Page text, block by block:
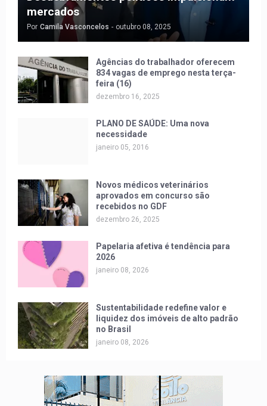
mercados
Por Camila Vasconcelos - outubro 08, 2025
Agências do trabalhador oferecem
834 vagas de emprego nesta terça-
feira (16)
dezembro 16, 2025
PLANO DE SAÚDE: Uma nova
necessidade
janeiro 05, 2016
Novos médicos veterinários
aprovados em concurso são
recebidos no GDF
dezembro 26, 2025
Papelaria afetiva é tendência para
2026
janeiro 08, 2026
Sustentabilidade redefine valor e
liquidez dos imóveis de alto padrão
no Brasil
janeiro 08, 2026